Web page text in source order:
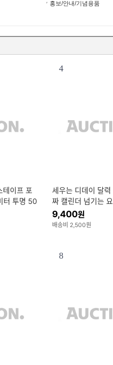
홍보/안내/기념용품
테이프 포
터 투명 50
4
세우는 디데이 달
짜 캘린더 넘기는
력
9,400원
배송비 2,500원
8